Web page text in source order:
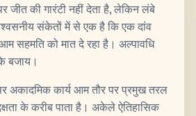
जीत की गारंटी नहीं देता है, लेकिन लंबे
संकेतों में से एक है कि एक दांव
सहमति को मात दे रहा है। अल्पावधि
बजाय।
अकादमिक कार्य आम तौर पर प्रमुख तरल
के करीब पाता है। अकेले ऐतिहासिक